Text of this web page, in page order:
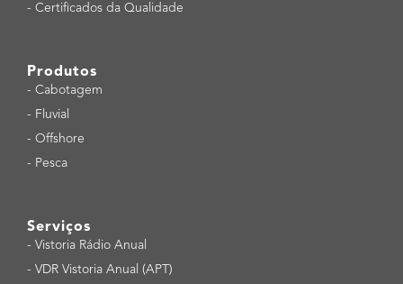
- Certificados da Qualidade
Produtos
- Cabotagem
- Fluvial
- Offshore
- Pesca
Serviços
- Vistoria Rádio Anual
- VDR Vistoria Anual (APT)